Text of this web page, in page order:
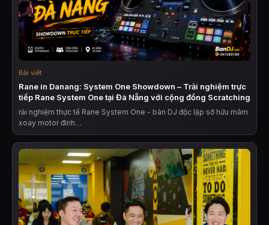
Bài viết
Rane in Danang: System One Showdown – Trải nghiệm trực
tiếp Rane System One tại Đà Nẵng với cộng đồng Scratching
rải nghiệm thực tế Rane System One - bàn DJ độc lập sở hữu mâm
xoay motor đỉnh…